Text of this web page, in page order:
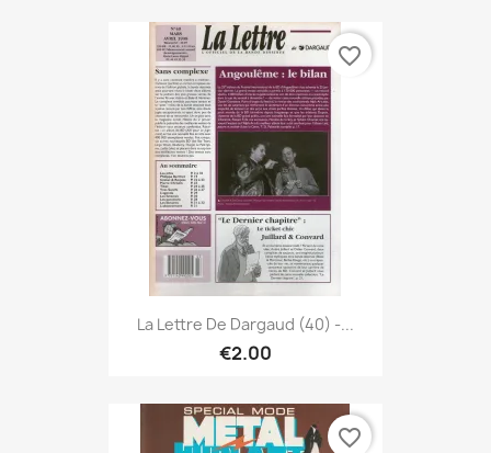
La Lettre De Dargaud (40) -...
€2.00
favorite_border
favorite_border